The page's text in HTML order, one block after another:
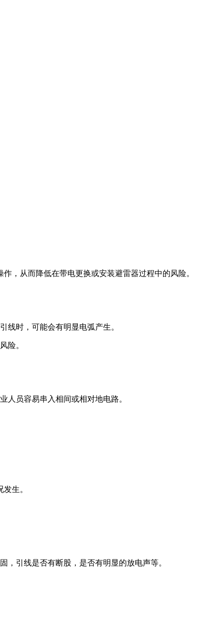
，从而降低在带电更换或安装避雷器过程中的风险。
线时，可能会有明显电弧产生。
险。
人员容易串入相间或相对地电路。
生。
引线是否有断股，是否有明显的放电声等。